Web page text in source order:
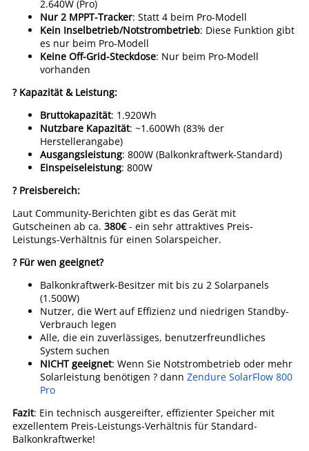
2.640W (Pro)
Nur 2 MPPT-Tracker: Statt 4 beim Pro-Modell
Kein Inselbetrieb/Notstrombetrieb: Diese Funktion gibt
es nur beim Pro-Modell
Keine Off-Grid-Steckdose: Nur beim Pro-Modell
vorhanden
? Kapazität & Leistung:
Bruttokapazität: 1.920Wh
Nutzbare Kapazität: ~1.600Wh (83% der
Herstellerangabe)
Ausgangsleistung: 800W (Balkonkraftwerk-Standard)
Einspeiseleistung: 800W
? Preisbereich:
Laut Community-Berichten gibt es das Gerät mit
Gutscheinen ab ca. 380€- ein sehr attraktives Preis-
Leistungs-Verhältnis für einen Solarspeicher.
? Für wen geeignet?
Balkonkraftwerk-Besitzer mit bis zu 2 Solarpanels
(1.500W)
Nutzer, die Wert auf Effizienz und niedrigen Standby-
Verbrauch legen
Alle, die ein zuverlässiges, benutzerfreundliches
System suchen
NICHT geeignet: Wenn Sie Notstrombetrieb oder mehr
Solarleistung benötigen ? dann Zendure SolarFlow 800
Pro
Fazit: Ein technisch ausgereifter, effizienter Speicher mit
exzellentem Preis-Leistungs-Verhältnis für Standard-
Balkonkraftwerke!